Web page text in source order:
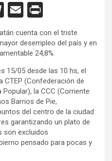
T
el
e
gr
a
m
E
m
ail tF
ri
e
n
dl
y
cuenta con el triste
desempleo del país y en
24,8%.
15/05 desde las 10 hs, el
(Confederación de
la CCC (Corriente
Barrios de Pie,
del centro de la ciudad
garantizando un plato de
son excluidos
pensado para pocas y